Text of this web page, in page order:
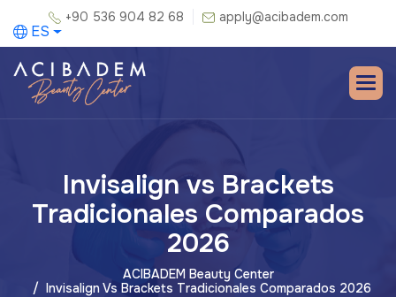
+90 536 904 82 68 apply@acibadem.com
ES
Invisalign vs Brackets
Tradicionales Comparados
2026
ACIBADEM Beauty Center
Invisalign Vs Brackets Tradicionales Comparados 2026